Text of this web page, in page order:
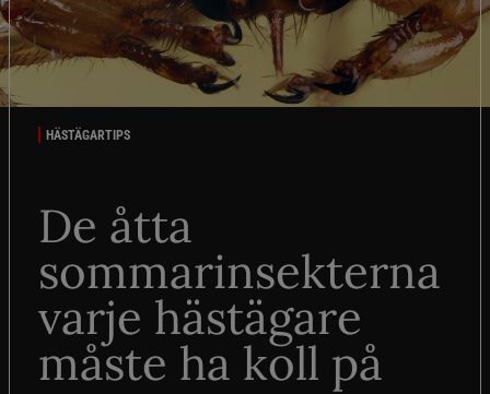
HÄSTÄGARTIPS
De åtta
sommarinsekterna
varje hästägare
måste ha koll på